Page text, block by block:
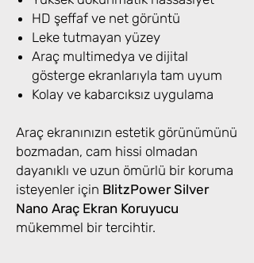
HD şeffaf ve net görüntü
Leke tutmayan yüzey
Araç multimedya ve dijital
gösterge ekranlarıyla tam uyum
Kolay ve kabarcıksız uygulama
Araç ekranınızın estetik görünümünü
bozmadan, cam hissi olmadan
dayanıklı ve uzun ömürlü bir koruma
isteyenler için BlitzPower Silver
Nano Araç Ekran Koruyucu
mükemmel bir tercihtir.